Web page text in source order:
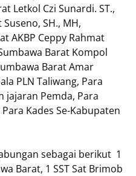
Letkol Czi Sunardi. ST.,
SH., MH,
AKBP Ceppy Rahmat
Barat Kompol
Barat Amar
PLN Taliwang, Para
jajaran Pemda, Para
Kades Se-Kabupaten
sebagai berikut 1
Barat, 1 SST Sat Brimob